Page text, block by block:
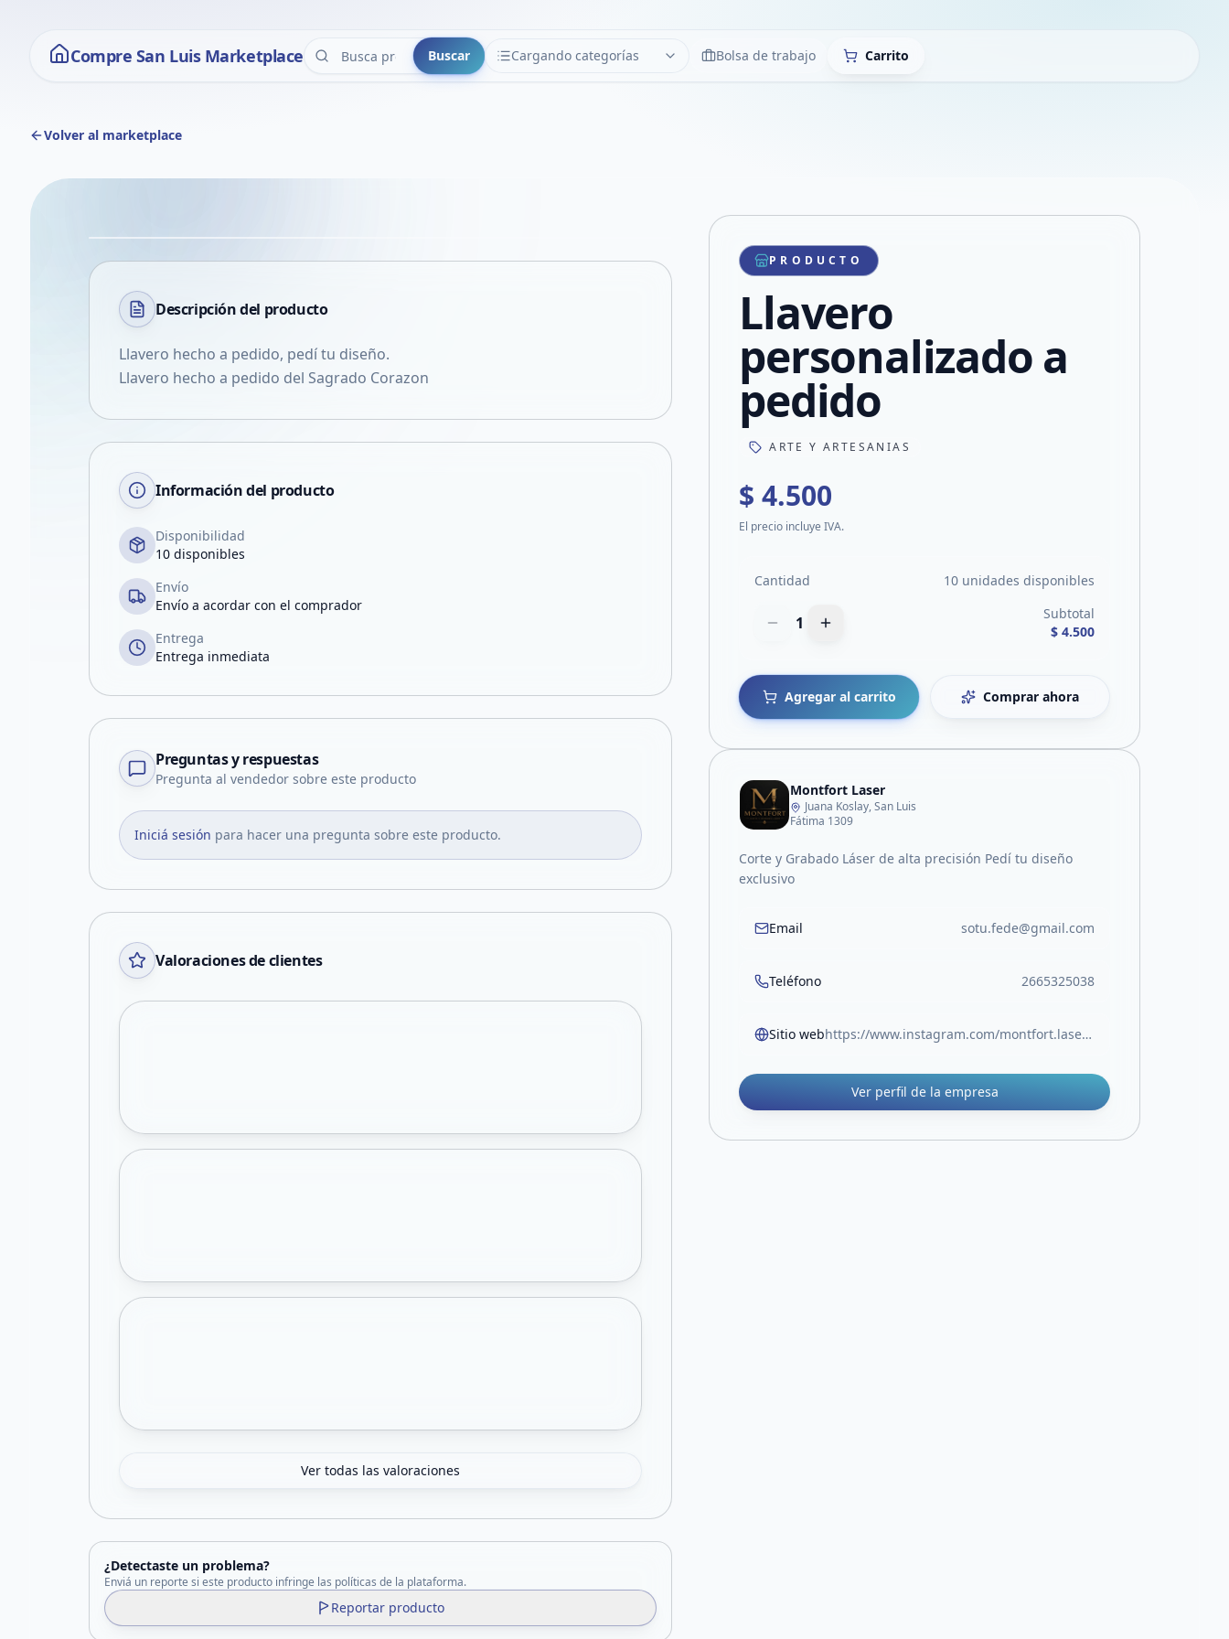
Compre San Luis Marketplace Buscar Cargando categorías
CATEGORÍAS LimpiarBolsa de trabajo Carrito
Volver al marketplace
VER EN PANTALLA COMPLETA
Compartir producto
Compartir por WhatsApp
Compartir por mail
Compartir en Facebook
Compartir en X
Descripción del producto
Llavero hecho a pedido, pedí tu diseño.
Llavero hecho a pedido del Sagrado Corazon
Información del producto
Disponibilidad
10 disponibles
Envío
Envío a acordar con el comprador
Entrega
Entrega inmediata
Preguntas y respuestas
Pregunta al vendedor sobre este producto
Iniciá sesión para hacer una pregunta sobre este producto.
Valoraciones de clientes
Ver todas las valoraciones
¿Detectaste un problema?
Enviá un reporte si este producto infringe las políticas de la plataforma.
Reportar producto
PRODUCTO
Llavero
personalizado a
pedido
ARTE Y ARTESANIAS
$ 4.500
El precio incluye IVA.
Cantidad 10 unidades disponibles
1
Subtotal
$ 4.500
Agregar al carrito Comprar ahora
Montfort Laser
Juana Koslay, San Luis
Fátima 1309
Corte y Grabado Láser de alta precisión Pedí tu diseño
exclusivo
Email sotu.fede@gmail.com
Teléfono 2665325038
Sitio web https://www.instagram.com/montfort.laser?igsh=MWhseDlqeW9tYm1lNg==&utm_source=ig_contact_invite
Ver perfil de la empresa